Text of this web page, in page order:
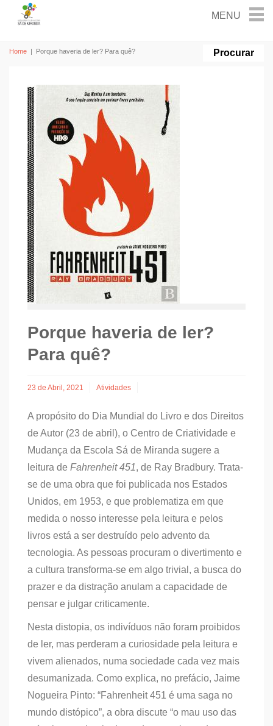
Home | Porque haveria de ler? Para quê?
Porque haveria de ler?
Para quê?
23 de Abril, 2021 Atividades
A propósito do Dia Mundial do Livro e dos Direitos
de Autor (23 de abril), o Centro de Criatividade e
Mudança da Escola Sá de Miranda sugere a
leitura de Fahrenheit 451, de Ray Bradbury. Trata-
se de uma obra que foi publicada nos Estados
Unidos, em 1953, e que problematiza em que
medida o nosso interesse pela leitura e pelos
livros está a ser destruído pelo advento da
tecnologia. As pessoas procuram o divertimento e
a cultura transforma-se em algo trivial, a busca do
prazer e da distração anulam a capacidade de
pensar e julgar criticamente.
Nesta distopia, os indivíduos não foram proibidos
de ler, mas perderam a curiosidade pela leitura e
vivem alienados, numa sociedade cada vez mais
desumanizada. Como explica, no prefácio, Jaime
Nogueira Pinto: “Fahrenheit 451 é uma saga no
mundo distópico”, a obra discute “o mau uso das